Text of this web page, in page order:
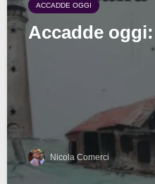
ACCADDE OGGI
Accadde
Nicola Comerci